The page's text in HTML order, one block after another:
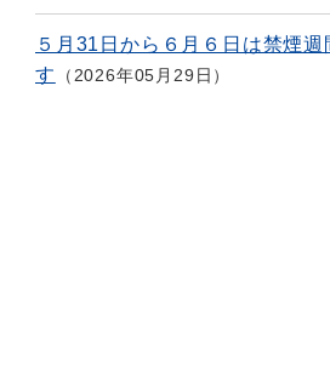
５月31日から６月６日は禁煙週
す
2026年05月29日